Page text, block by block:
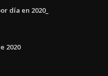
día en 2020_
2020